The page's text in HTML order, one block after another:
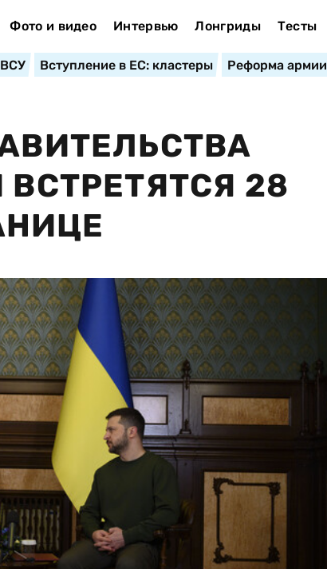
Фото и видео Интервью Лонгриды Тесты
ВСУ Вступление в ЕС: кластеры Реформа армии
28